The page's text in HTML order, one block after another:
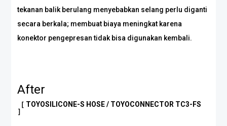
tekanan balik berulang menyebabkan selang perlu diganti
secara berkala; membuat biaya meningkat karena
konektor pengepresan tidak bisa digunakan kembali.
After
［ TOYOSILICONE-S HOSE / TOYOCONNECTOR TC3-FS
］